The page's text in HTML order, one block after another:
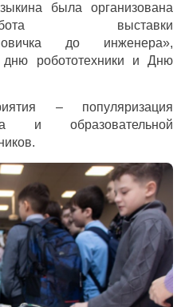
была организована
выставки
до инженера»,
робототехники и Дню
– популяризация
и образовательной